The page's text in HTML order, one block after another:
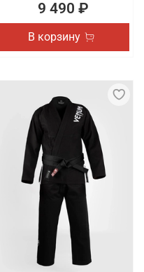
9 490 ₽
В корзину